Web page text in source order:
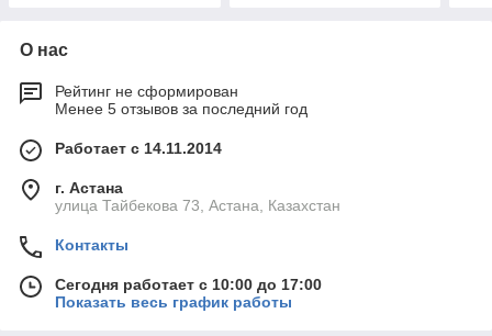
О нас
Рейтинг не сформирован
Менее 5 отзывов за последний год
Работает с 14.11.2014
г. Астана
улица Тайбекова 73, Астана, Казахстан
Контакты
Сегодня работает с 10:00 до 17:00
Показать весь график работы